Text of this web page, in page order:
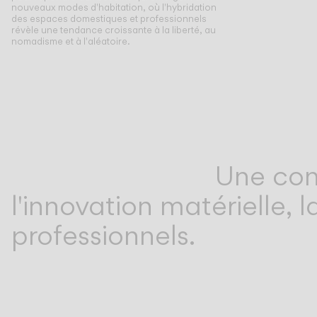
nouveaux modes d'habitation, où l'hybridation
des espaces domestiques et professionnels
révèle une tendance croissante à la liberté, au
nomadisme et à l'aléatoire.
Une
l'innovation matérielle,
professionnels.